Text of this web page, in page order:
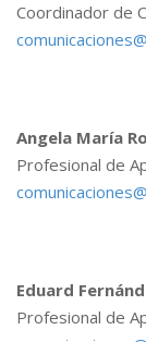
Coordinador de
Angela María
Profesional de
Eduard
Profesional de